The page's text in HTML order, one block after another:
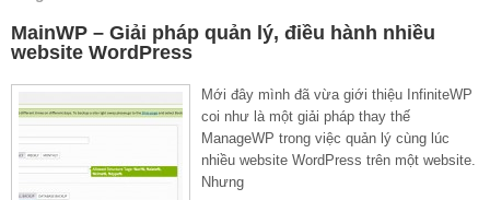
MainWP – Giải pháp quản lý, điều hành nhiều
website WordPress
Mới đây mình đã vừa giới thiệu InfiniteWP
coi như là một giải pháp thay thế
ManageWP trong việc quản lý cùng lúc
nhiều website WordPress trên một website.
Nhưng